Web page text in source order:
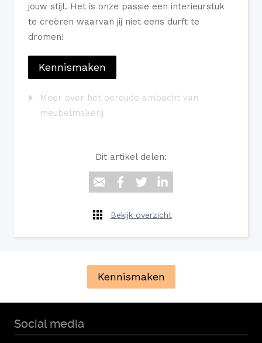
jouw stijl. Het is onze passie een interieurstuk
te creëren waarvan jij niet eens durft te
dromen!
Kennismaken
Meer over het oeroude ambacht van
meubelmakerij
Dit artikel delen:
Bekijk overzicht
Kennismaken
Social media